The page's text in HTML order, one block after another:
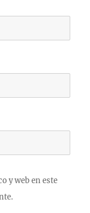
y web en este